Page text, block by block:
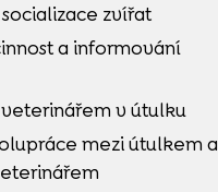
zvířat
a informování
veterinářem v útulku
mezi útulkem a